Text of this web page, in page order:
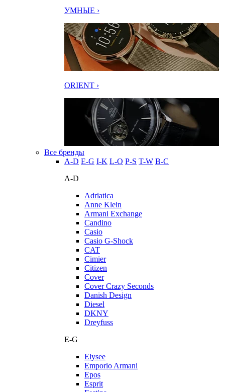
УМНЫЕ ›
ORIENT ›
Все бренды
A-D E-G I-K L-O P-S T-W В-С
A-D
Adriatica
Anne Klein
Armani Exchange
Candino
Casio
Casio G-Shock
CAT
Cimier
Citizen
Cover
Cover Crazy Seconds
Danish Design
Diesel
DKNY
Dreyfuss
E-G
Elysee
Emporio Armani
Epos
Esprit